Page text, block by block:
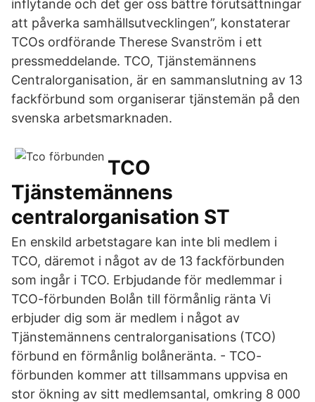
inflytande och det ger oss bättre förutsättningar
att påverka samhällsutvecklingen”, konstaterar
TCOs ordförande Therese Svanström i ett
pressmeddelande. TCO, Tjänstemännens
Centralorganisation, är en sammanslutning av 13
fackförbund som organiserar tjänstemän på den
svenska arbetsmarknaden.
TCO
Tjänstemännens
centralorganisation ST
En enskild arbetstagare kan inte bli medlem i
TCO, däremot i något av de 13 fackförbunden
som ingår i TCO. Erbjudande för medlemmar i
TCO-förbunden Bolån till förmånlig ränta Vi
erbjuder dig som är medlem i något av
Tjänstemännens centralorganisations (TCO)
förbund en förmånlig bolåneränta. - TCO-
förbunden kommer att tillsammans uppvisa en
stor ökning av sitt medlemsantal, omkring 8 000